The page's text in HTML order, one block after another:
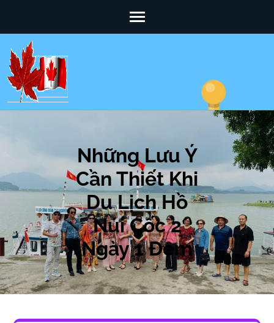
content
(Press
Enter)
Những Lưu Ý
Cần Thiết Khi
Du Lịch Hồ
Núi Cốc 2
Ngày 1 Đêm